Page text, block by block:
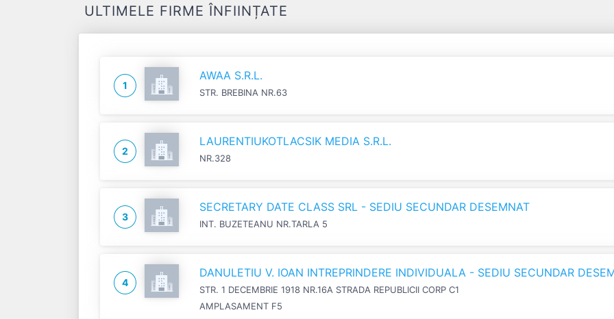
ULTIMELE FIRME ÎNFIINȚATE
1
AWAA S.R.L.
STR. BREBINA NR.63
2
LAURENTIUKOTLACSIK MEDIA S.R.L.
NR.328
3
SECRETARY DATE CLASS SRL - SEDIU SECUNDAR DESEMNAT
INT. BUZETEANU NR.TARLA 5
4
DANULETIU V. IOAN INTREPRINDERE INDIVIDUALA - SEDIU SECUNDAR
STR. 1 DECEMBRIE 1918 NR.16A STRADA REPUBLICII CORP C1
AMPLASAMENT F5